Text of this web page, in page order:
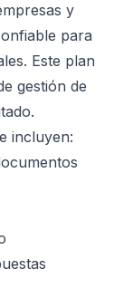
y
para
Este plan
gestión de
incluyen: